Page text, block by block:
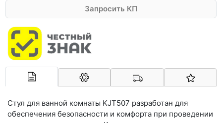
Запросить КП
Арконт-Мед
Стул для ванной комнаты KJT507 разработан для
обеспечения безопасности и комфорта при проведении